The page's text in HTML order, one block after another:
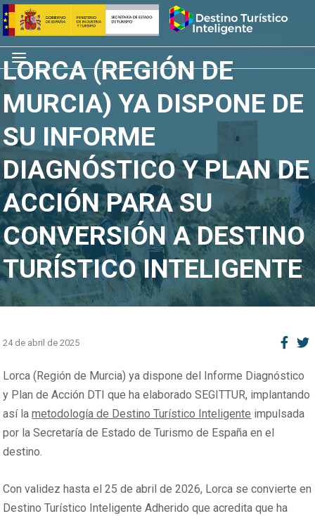
Saltar
al
contenido
Inicio
Menú
LORCA (REGIÓN DE
MURCIA) YA DISPONE DE
SU INFORME
DIAGNÓSTICO Y PLAN DE
ACCIÓN PARA SU
CONVERSIÓN A DESTINO
TURÍSTICO INTELIGENTE
24 de abril de 2025
Lorca (Región de Murcia) ya dispone del Informe Diagnóstico
y Plan de Acción DTI que ha elaborado SEGITTUR, implantando
así lametodología de Destino Turístico Inteligente impulsada
por la Secretaría de Estado de Turismo de España en el
destino.
Con validez hasta el 25 de abril de 2026, Lorca se convierte en
Destino Turístico Inteligente Adherido que acredita que ha